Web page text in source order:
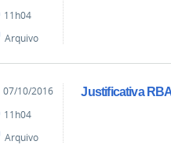
11h04
Arquivo
Justificativa
07/10/2016
11h04
Arquivo